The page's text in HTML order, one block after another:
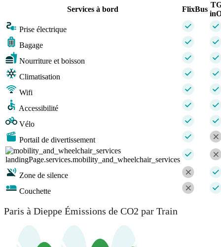
Services à bord
FlixBus
Prise électrique
Bagage
Nourriture et boisson
Climatisation
Wifi
Accessibilité
Vélo
Portail de divertissement
landingPage.services.mobility_and_wheelchair_services
Zone de silence
Couchette
Paris à Dieppe Émissions de CO2 par Train